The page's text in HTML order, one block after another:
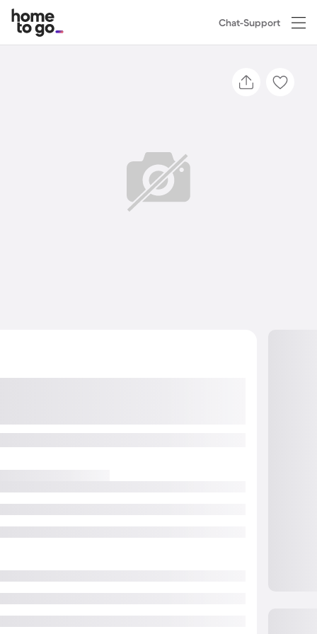
Chat-Support